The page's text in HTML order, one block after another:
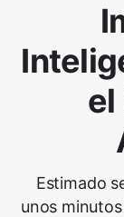
el
Estimado
unos